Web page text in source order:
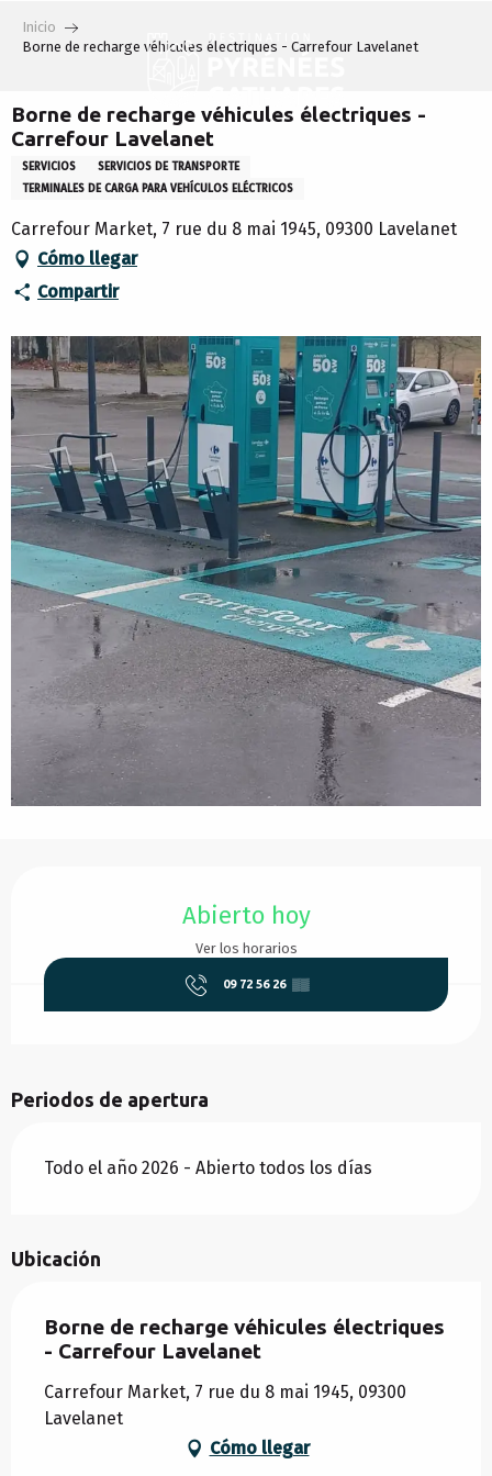
Inicio
Borne de recharge véhicules électriques - Carrefour Lavelanet
Borne de recharge véhicules électriques -
Carrefour Lavelanet
SERVICIOS
SERVICIOS DE TRANSPORTE
TERMINALES DE CARGA PARA VEHÍCULOS ELÉCTRICOS
Carrefour Market, 7 rue du 8 mai 1945, 09300 Lavelanet
Cómo llegar
Compartir
Abierto hoy
Ver los horarios
09 72 56 26 ▒▒
Periodos de apertura
Todo el año 2026 - Abierto todos los días
Ubicación
Borne de recharge véhicules électriques
- Carrefour Lavelanet
Carrefour Market, 7 rue du 8 mai 1945, 09300
Lavelanet
Cómo llegar